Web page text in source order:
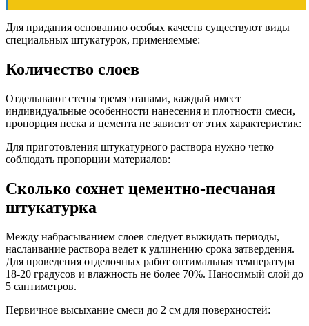
Для придания основанию особых качеств существуют виды
специальных штукатурок, применяемые:
Количество слоев
Отделывают стены тремя этапами, каждый имеет
индивидуальные особенности нанесения и плотности смеси,
пропорция песка и цемента не зависит от этих характеристик:
Для приготовления штукатурного раствора нужно четко
соблюдать пропорции материалов:
Сколько сохнет цементно-песчаная
штукатурка
Между набрасыванием слоев следует выжидать периоды,
наслаивание раствора ведет к удлинению срока затвердения.
Для проведения отделочных работ оптимальная температура
18-20 градусов и влажность не более 70%. Наносимый слой до
5 сантиметров.
Первичное высыхание смеси до 2 см для поверхностей: